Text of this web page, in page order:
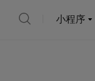
小程序